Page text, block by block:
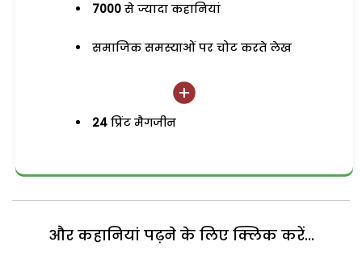
7000 से ज्यादा कहानियां
समाजिक समस्याओं पर चोट करते लेख
24 प्रिंट मैगजीन
और कहानियां पढ़ने के लिए क्लिक करें...